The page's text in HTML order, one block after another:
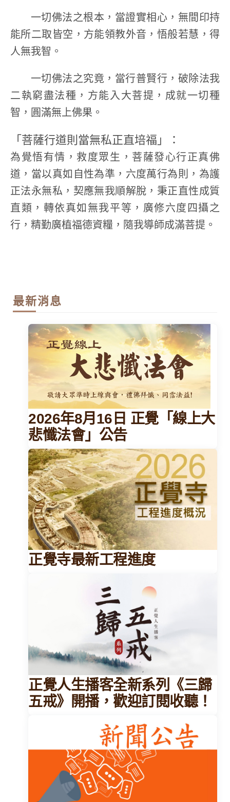
一切佛法之根本，當證實相心，無間印持
能所二取皆空，方能領教外音，悟般若慧，得
人無我智。
一切佛法之究竟，當行普賢行，破除法我
二執窮盡法種，方能入大菩提，成就一切種
智，圓滿無上佛果。
「菩薩行道則當無私正直培福」：
為覺悟有情，救度眾生，菩薩發心行正真佛
道，當以真如自性為準，六度萬行為則，為護
正法永無私，契應無我順解脫，秉正直性成質
直類，轉依真如無我平等，廣修六度四攝之
行，精勤廣植福德資糧，隨我導師成滿菩提。
最新消息
2026年8月16日 正覺「線上大
悲懺法會」公告
正覺寺最新工程進度
正覺人生播客全新系列《三歸
五戒》開播，歡迎訂閱收聽！